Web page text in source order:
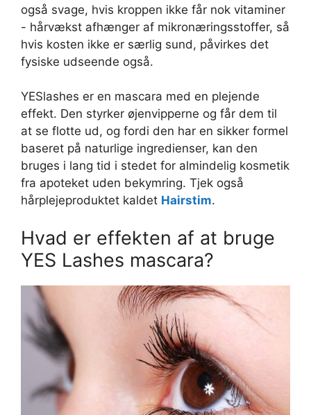
også svage, hvis kroppen ikke får nok vitaminer
- hårvækst afhænger af mikronæringsstoffer, så
hvis kosten ikke er særlig sund, påvirkes det
fysiske udseende også.
YESlashes er en mascara med en plejende
effekt. Den styrker øjenvipperne og får dem til
at se flotte ud, og fordi den har en sikker formel
baseret på naturlige ingredienser, kan den
bruges i lang tid i stedet for almindelig kosmetik
fra apoteket uden bekymring. Tjek også
hårplejeproduktet kaldet Hairstim.
Hvad er effekten af at bruge
YES Lashes mascara?